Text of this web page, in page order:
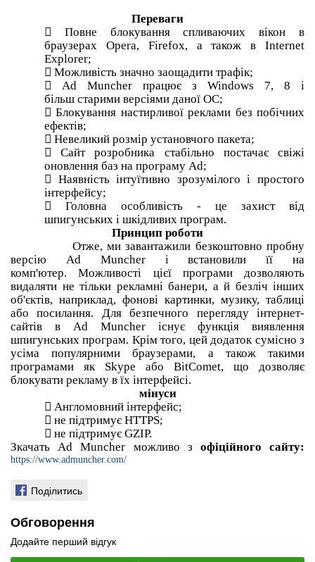
Переваги
 Повне блокування спливаючих вікон в
браузерах Opera, Firefox, а також в Internet
Explorer;
 Можливість значно заощадити трафік;
 Ad Muncher працює з Windows 7, 8 і
більш старими версіями даної ОС;
Блокування настирливої реклами без побічних
ефектів;
 Невеликий розмір установчого пакета;
Сайт розробника стабільно постачає свіжі
оновлення баз на програму Ad;
 Наявність інтуїтивно зрозумілого і простого
інтерфейсу;
 Головна особливість - це захист від
шпигунських і шкідливих програм.
Принцип роботи
Отже, ми завантажили безкоштовно пробну
версію Ad Muncher і встановили її на
комп'ютер.Можливості цієї програми дозволяють
видаляти не тільки рекламні банери, а й безліч інших
об'єктів, наприклад, фонові картинки, музику, таблиці
або посилання.
Для безпечного перегляду інтернет-
сайтів в Ad Muncher існує функція виявлення
шпигунських програм. Крім того, цей додаток сумісно з
усіма популярними браузерами, а також такими
програмами як Skype або BitComet, що дозволяє
блокувати рекламу в їх інтерфейсі.
мінуси
 Англомовний інтерфейс;
 не підтримує HTTPS;
 не підтримує GZIP.
Зкачать Ad Muncher можливо з офіційного сайту:
https://www.admuncher.com/
Поділитись
Обговорення
Додайте перший відгук